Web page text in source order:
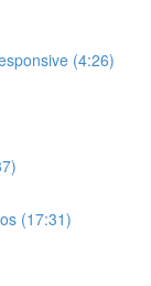
(4:26)
(17:31)